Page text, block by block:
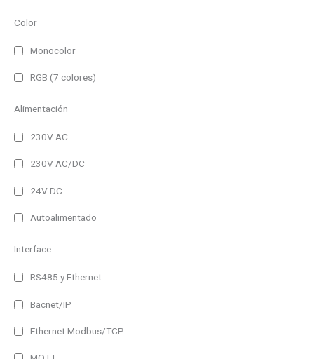
Color
Monocolor
RGB (7 colores)
Alimentación
230V AC
230V AC/DC
24V DC
Autoalimentado
Interface
RS485 y Ethernet
Bacnet/IP
Ethernet Modbus/TCP